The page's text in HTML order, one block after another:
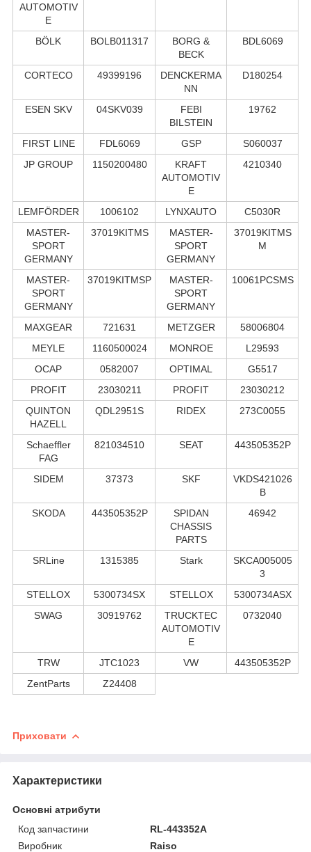
AUTOMOTIV
E
BÖLK BOLB011317
BORG &
BECK
BDL6069
CORTECO 49399196
DENCKERMA
NN
D180254
ESEN SKV 04SKV039
FEBI
BILSTEIN
19762
FIRST LINE FDL6069 GSP
S060037
JP GROUP
1150200480
KRAFT
AUTOMOTIV
E
4210340
LEMFÖRDER 1006102 LYNXAUTO
C5030R
MASTER-
SPORT
GERMANY
37019KITMS
MASTER-
SPORT
GERMANY
37019KITMS
M
MASTER-
SPORT
GERMANY
37019KITMSP
MASTER-
SPORT
GERMANY
10061PCSMS
MAXGEAR 721631 METZGER
58006804
MEYLE
1160500024 MONROE
L29593
OCAP
0582007 OPTIMAL
G5517
PROFIT
23030211 PROFIT
23030212
QUINTON
HAZELL
QDL2951S RIDEX 273C0055
Schaeffler
FAG
821034510 SEAT 443505352P
SIDEM 37373 SKF
VKDS421026
B
SKODA
443505352P
SPIDAN
CHASSIS
PARTS
46942
SRLine 1315385 Stark
SKCA005005
3
STELLOX
5300734SX STELLOX
5300734ASX
SWAG
30919762
TRUCKTEC
AUTOMOTIV
E
0732040
TRW JTC1023 VW
443505352P
ZentParts
Z24408
Приховати
Характеристики
Основні атрибути
Код запчастини
RL-443352A
Виробник
Raiso